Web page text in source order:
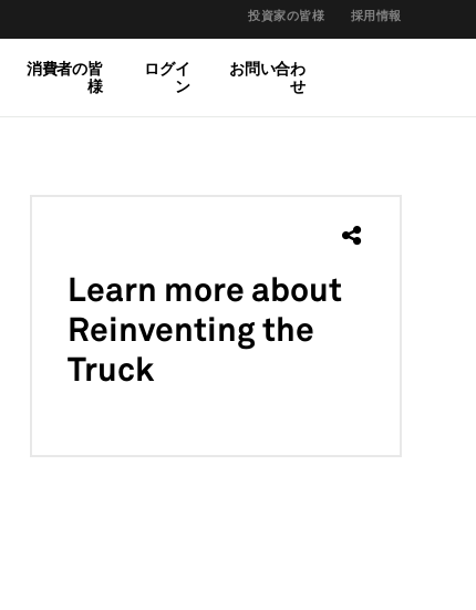
投資家の皆様 採用情報
消費者の皆
様
ログイ
ン
お問い合わ
せ
Learn more about
Reinventing the
Truck